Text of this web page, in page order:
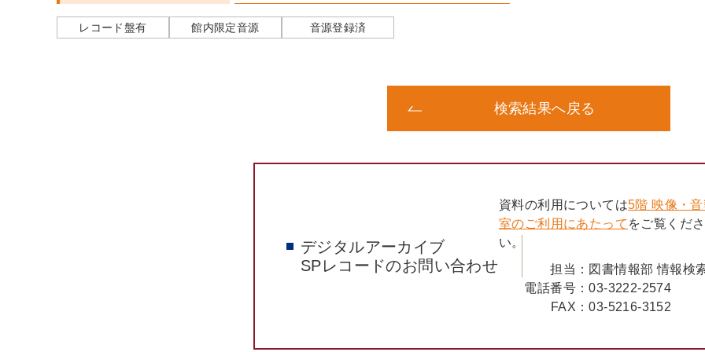
レコード盤有 館内限定音源 音源登録済
検索結果へ戻る
デジタルアーカイブ
SPレコードのお問い合わせ
資料の利用については5階 映像・
室のご利用にあたって をご覧くださ
い。
担当： 図書情報部 情報検
電話番号：03-3222-2574
FAX：03-5216-3152